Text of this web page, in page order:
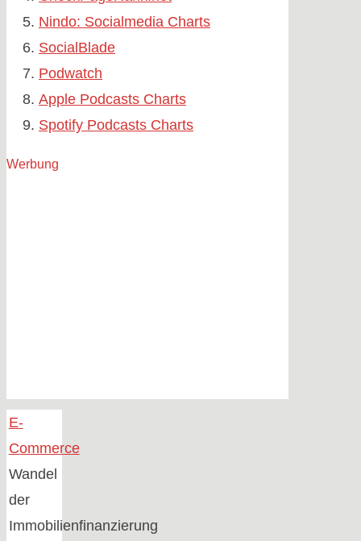
Nindo: Socialmedia Charts
SocialBlade
Podwatch
Apple Podcasts Charts
Spotify Podcasts Charts
Werbung
Home
E-
Commerce
Wandel
der
Immobilienfinanzierung